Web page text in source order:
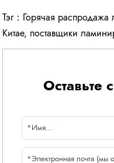
Тэг： Горячая
Китае, поставщики
Оставьте